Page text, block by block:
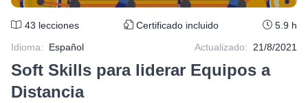
43 lecciones Certificado incluido
5.9 h
Idioma: Español Actualizado: 21/8/2021
Soft Skills para liderar Equipos a
Distancia